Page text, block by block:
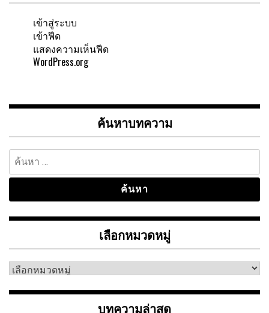
เข้าสู่ระบบ
เข้าฟีด
แสดงความเห็นฟีด
WordPress.org
ค้นหาบทความ
ค้นหา
สำหรับ:
เลือกหมวดหมู่
เลือก
หมู่
บทความล่าสุด